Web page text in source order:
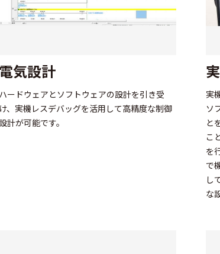
電気設計
ハードウェアとソフトウェアの設計を引き受
け、実機レスデバッグを活用して高精度な制御
計が可能です。
実
ソ
と
こ
を
で
し
な